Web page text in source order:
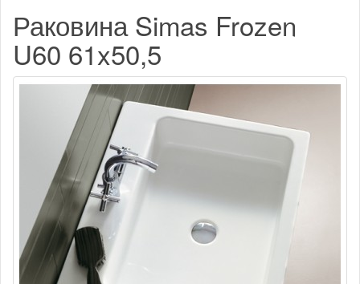
Раковина Simas Frozen
U60 61x50,5